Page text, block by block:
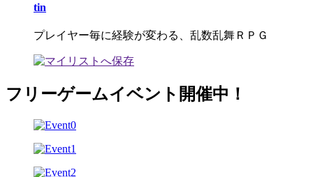
tin
プレイヤー毎に経験が変わる、乱数乱舞ＲＰＧ
フリーゲームイベント開催中！